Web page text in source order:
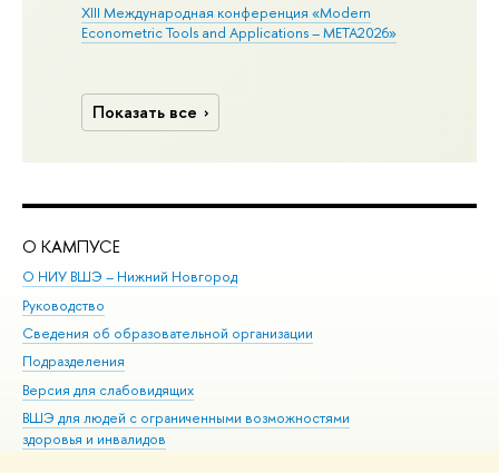
XIII Международная конференция «Modern
Econometric Tools and Applications – META2026»
Показать все
О КАМПУСЕ
О НИУ ВШЭ – Нижний Новгород
Руководство
Сведения об образовательной организации
Подразделения
Версия для слабовидящих
ВШЭ для людей с ограниченными возможностями
здоровья и инвалидов